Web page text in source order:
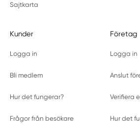
Sajtkarta
Kunder
Logga in
Bli medlem
Hur det fungerar?
Frågor från besökare
Företag
Logga in
Anslut
Verifiera
Hur det